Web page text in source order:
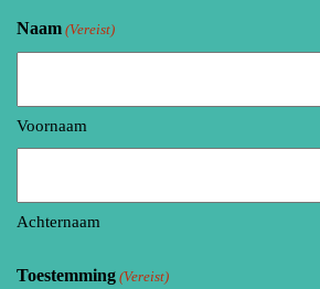
Naam (Vereist)
Voornaam
Achternaam
Toestemming (Vereist)